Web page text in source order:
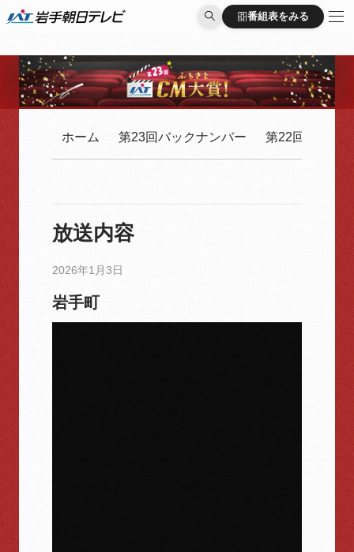
番組表をみる
番組表をみる
ホーム 第23回バックナンバー 第22回バック
放送内容
2026年1月3日
岩手町